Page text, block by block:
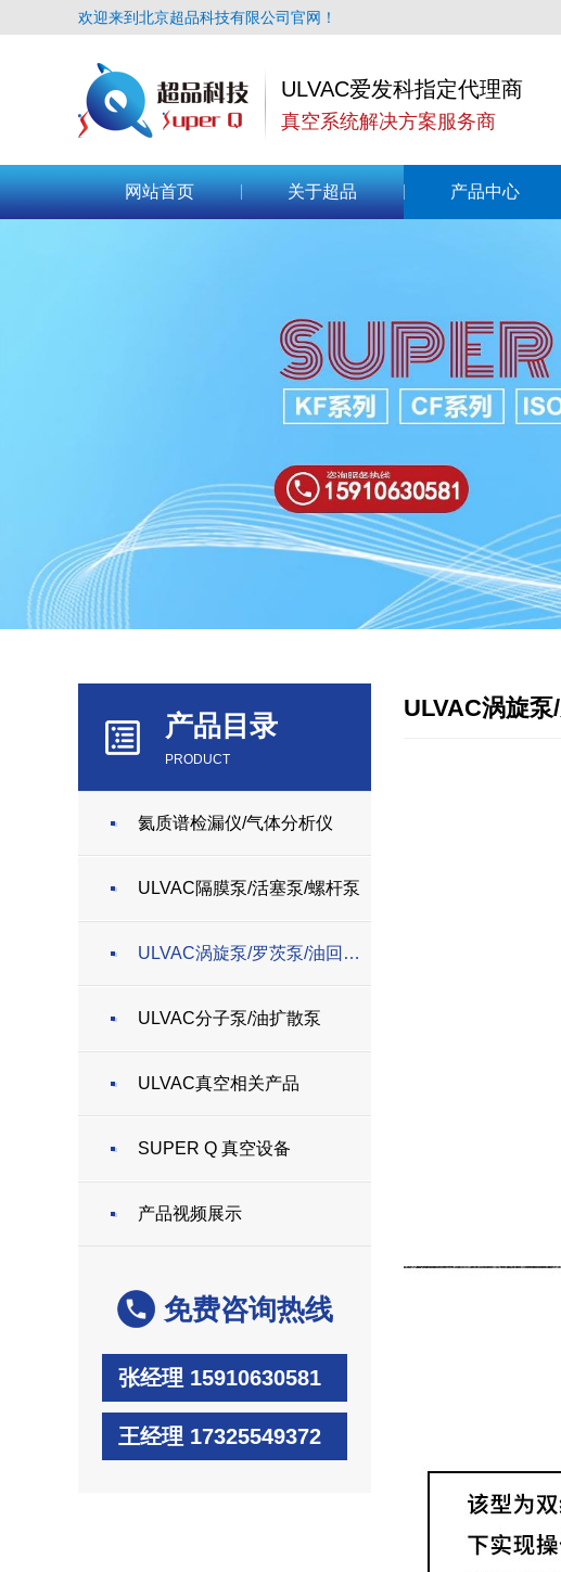
欢迎来到北京超品科技有限公司官网！
ULVAC爱发科指定代理商
真空系统解决方案服务商
网站首页 关于超品 产品中心
产品目录
PRODUCT
氦质谱检漏仪/气体分析仪
ULVAC隔膜泵/活塞泵/螺杆泵
ULVAC涡旋泵/罗茨泵/油回转泵
ULVAC分子泵/油扩散泵
ULVAC真空相关产品
SUPER Q 真空设备
产品视频展示
免费咨询热线
张经理 15910630581
王经理 17325549372
ULVAC涡旋